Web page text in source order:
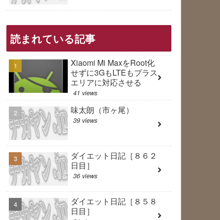
読まれている記事
Xiaomi Mi MaxをRoot化
せずに3GもLTEもプラス
エリアに対応させる
41 views
味太朗（市ヶ尾）
39 views
ダイエット日記［８６２
日目］
36 views
ダイエット日記［８５８
日目］